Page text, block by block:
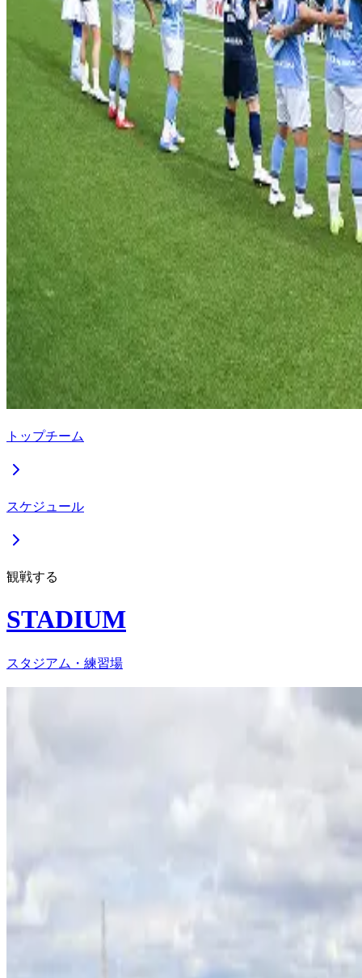
トップチーム
スケジュール
観戦する
STADIUM
スタジアム・練習場